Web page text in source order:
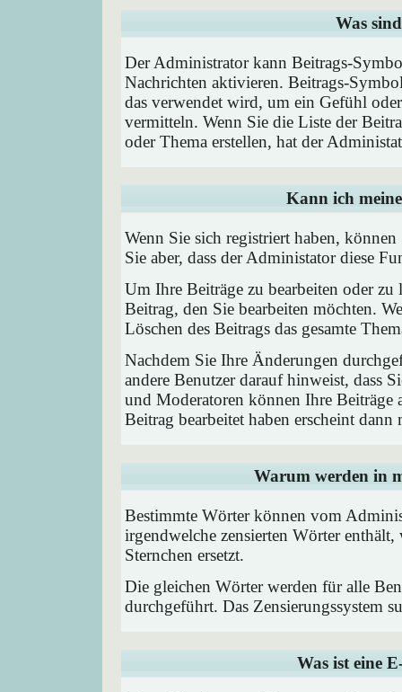
Was
Der Administrator kann Beitrags-
Nachrichten aktivieren. Beitrags-
das verwendet wird, um ein Gefühl
vermitteln. Wenn Sie die Liste der
oder Thema erstellen, hat der
Kann ich
Wenn Sie sich registriert haben,
Sie aber, dass der Administator diese
Um Ihre Beiträge zu bearbeiten oder
Beitrag, den Sie bearbeiten möchten.
Löschen des Beitrags das gesamte
Nachdem Sie Ihre Änderungen
andere Benutzer darauf hinweist, dass
und Moderatoren können Ihre Beiträge
Beitrag bearbeitet haben erscheint
Warum werden in
Bestimmte Wörter können vom
irgendwelche zensierten Wörter
Sternchen ersetzt.
Die gleichen Wörter werden für alle
durchgeführt. Das Zensierungssystem
Was ist eine